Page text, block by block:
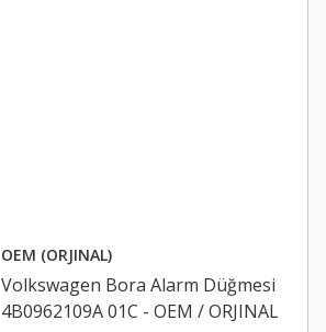
OEM (ORJINAL)
Volkswagen Bora Alarm Düğmesi
4B0962109A 01C - OEM / ORJINAL